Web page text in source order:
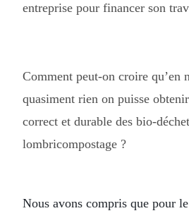
entreprise pour financer son
Comment peut-on croire qu’en
quasiment rien on puisse
correct et durable des bio-
lombricompostage ?
Nous avons compris que pour